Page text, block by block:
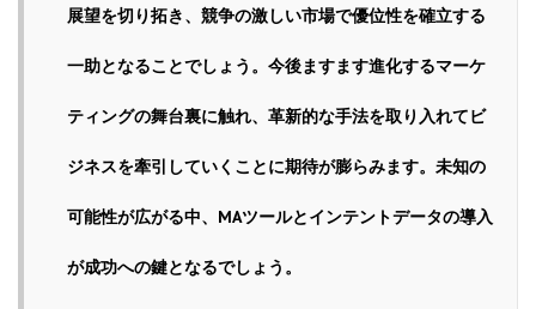
展望を切り拓き、競争の激しい市場で優位性を確立する
一助となることでしょう。今後ますます進化するマーケ
ティングの舞台裏に触れ、革新的な手法を取り入れてビ
ジネスを牽引していくことに期待が膨らみます。未知の
可能性が広がる中、MAツールとインテントデータの導入
が成功への鍵となるでしょう。